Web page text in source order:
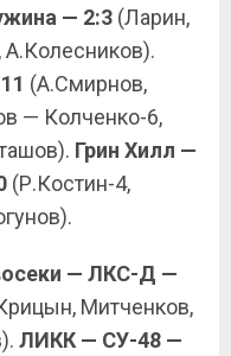
— 2:3 (Ларин,
(А.Смирнов,
— Колченко-6,
Грин Хилл —
(Р.Костин-4,
— ЛКС-Д —
Митченков,
ЛИКК — СУ-48 —